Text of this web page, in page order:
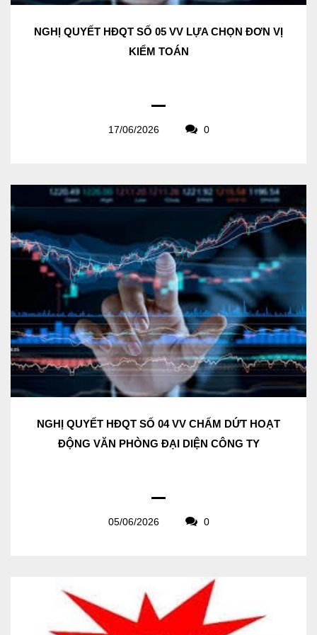
NGHỊ QUYẾT HĐQT SỐ 05 VV LỰA CHỌN ĐƠN VỊ
KIỂM TOÁN
17/06/2026 0
NGHỊ QUYẾT HĐQT SỐ 04 VV CHẤM DỨT HOẠT
ĐỘNG VĂN PHÒNG ĐẠI DIỆN CÔNG TY
05/06/2026 0